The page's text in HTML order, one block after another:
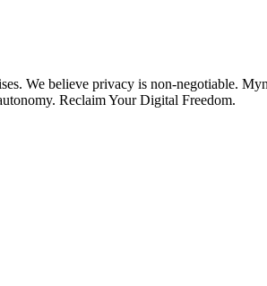
We believe privacy is non-negotiable.
Reclaim Your Digital Freedom.